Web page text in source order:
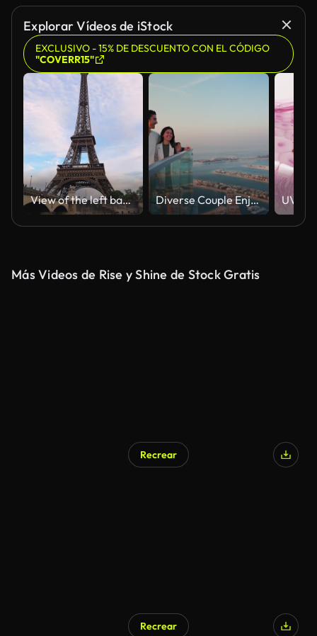
Explorar Vídeos de iStock
EXCLUSIVO - 15% DE DESCUENTO CON EL CÓDIGO
"COVERR15"
View of the left bank of the Seine River, the Eiffel Tower, boats sailing on the river, the Quai Jacques-Chirac embankment and Pont d'Iena, Jena Bridge spanning the River Seine of Paris, France. Diverse Couple Enjoying Sunset Views from High Rise Sky Deck Overlooking Palm Jumeirah
Más Videos de Rise y Shine de Stock Gratis
Recrear
Recrear